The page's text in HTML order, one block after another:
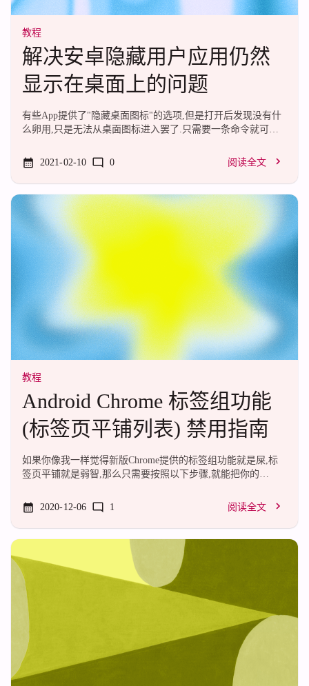
教程
解决安卓隐藏用户应用仍然
显示在桌面上的问题
有些App提供了"隐藏桌面图标"的选项,但是打开后发现没有什
么卵用,只是无法从桌面图标进入罢了.只需要一条命令就可以
show_hidden_icon_apps_enabled 0
2021-02-10 0 阅读全文
教程
Android Chrome 标签组功能
(标签页平铺列表) 禁用指南
如果你像我一样觉得新版Chrome提供的标签组功能就是屎,标
签页平铺就是弱智,那么只需要按照以下步骤,就能把你的
groups(复制粘贴到地址栏打开),将黄色高亮的项目设置为
Disabled.然后点击页面底部的"Relaunch"按钮,再进入Chrome应
用的应用信息页,强行停止Chrome.就好了.妈的, 没用了, 谷歌彻
2020-12-06 1 阅读全文